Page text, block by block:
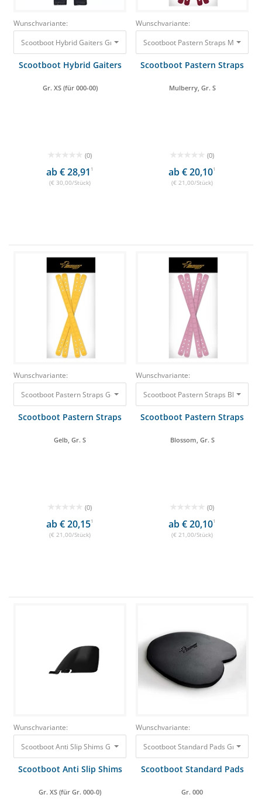
Wunschvariante:
Scootboot Hybrid Gaiters Gr. XS (für 000-00) 30,00 €
Scootboot Hybrid Gaiters
Gr. XS (für 000-00)
(0)
ab € 28,91 1
(€ 30,00/Stück)
Wunschvariante:
Scootboot Pastern Straps
Mulberry, Gr. S
(0)
ab € 20,101
(€ 21,00/Stück)
Wunschvariante:
Scootboot Pastern Straps Gelb, Gr. S 21,00 €
Scootboot Pastern Straps
Gelb, Gr. S
(0)
ab € 20,151
(€ 21,00/Stück)
Wunschvariante:
Scootboot Pastern Straps Blossom,
Scootboot Pastern Straps
Blossom, Gr. S
(0)
ab € 20,101
(€ 21,00/Stück)
Wunschvariante:
Scootboot Anti Slip Shims Gr. XS (für Gr. 000-0) 21,00 €
Scootboot Anti Slip Shims
Gr. XS (für Gr. 000-0)
Wunschvariante:
Scootboot Standard Pads
Scootboot Standard Pads
Gr. 000